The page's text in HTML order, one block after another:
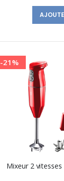
-21%
Mixeur 2